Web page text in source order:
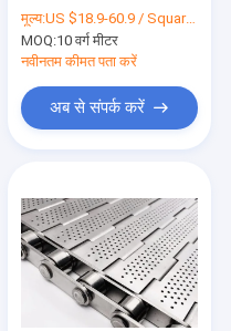
मूल्य:US $18.9-60.9 / Square Meter | 10 Square Meters (Min. Order)
MOQ:10 वर्ग मीटर
नवीनतम कीमत पता करें
अब से संपर्क करें